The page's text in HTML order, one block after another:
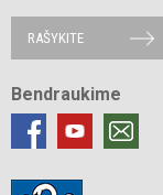
RAŠYKITE
Bendraukime